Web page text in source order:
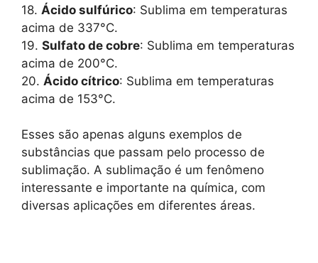
18. Ácido sulfúrico: Sublima em temperaturas
acima de 337°C.
19. Sulfato de cobre: Sublima em temperaturas
acima de 200°C.
20. Ácido cítrico: Sublima em temperaturas
acima de 153°C.
Esses são apenas alguns exemplos de
substâncias que passam pelo processo de
sublimação. A sublimação é um fenômeno
interessante e importante na química, com
diversas aplicações em diferentes áreas.